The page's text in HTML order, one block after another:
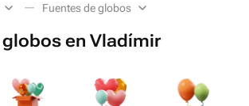
Fuentes de globos
en Vladímir